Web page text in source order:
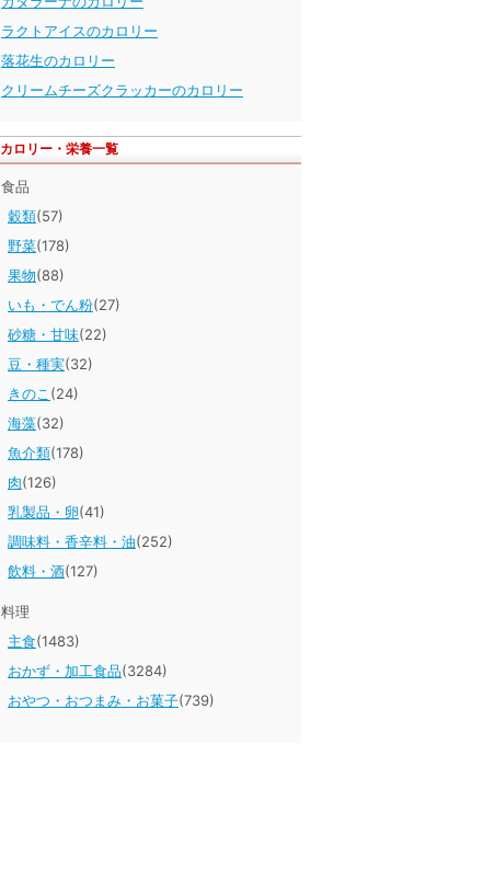
ラクトアイスのカロリー
落花生のカロリー
クリームチーズクラッカーのカロリー
カロリー・栄養一覧
食品
穀類(57)
野菜(178)
果物(88)
いも・でん粉(27)
砂糖・甘味(22)
豆・種実(32)
きのこ (24)
海藻(32)
魚介類(178)
肉(126)
乳製品・卵(41)
調味料・香辛料・油(252)
飲料・酒(127)
料理
主食(1483)
おかず・加工食品(3284)
おやつ・おつまみ・お菓子(739)